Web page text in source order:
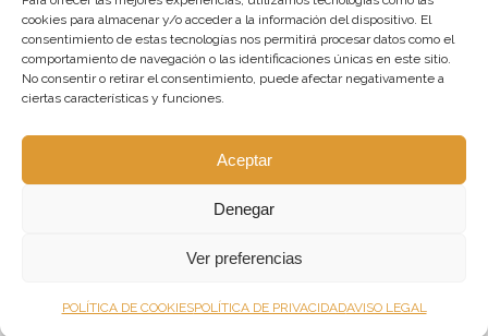
cookies para almacenar y/o acceder a la información del dispositivo. El
consentimiento de estas tecnologías nos permitirá procesar datos como el
comportamiento de navegación o las identificaciones únicas en este sitio.
No consentir o retirar el consentimiento, puede afectar negativamente a
ciertas características y funciones.
Aceptar
Denegar
Ver preferencias
POLÍTICA DE COOKIESPOLÍTICA DE PRIVACIDADAVISO LEGAL
sensación de paz y armonía en un entorno
inspirado en la tranquilidad de la naturaleza.
EXPERTOS EN
ILUMINACIÓN
encanto y elegancia a tu espacio, te invitamos
a explorar nuestra amplia colección de
Vintage.Aquí encontrarás una selección de